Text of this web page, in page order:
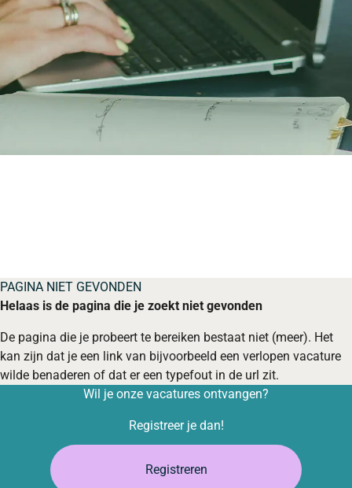
PAGINA NIET GEVONDEN
Helaas is de pagina die je zoekt niet gevonden
De pagina die je probeert te bereiken bestaat niet (meer). Het
kan zijn dat je een link van bijvoorbeeld een verlopen vacature
wilde benaderen of dat er een typefout in de url zit.
Wil je onze vacatures ontvangen?
Registreer je dan!
Registreren